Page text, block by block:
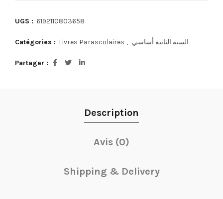
UGS : 6192110803658
Catégories : Livres Parascolaires , السنة الثانية أساسي
Partager
Description
Avis (0)
Shipping & Delivery